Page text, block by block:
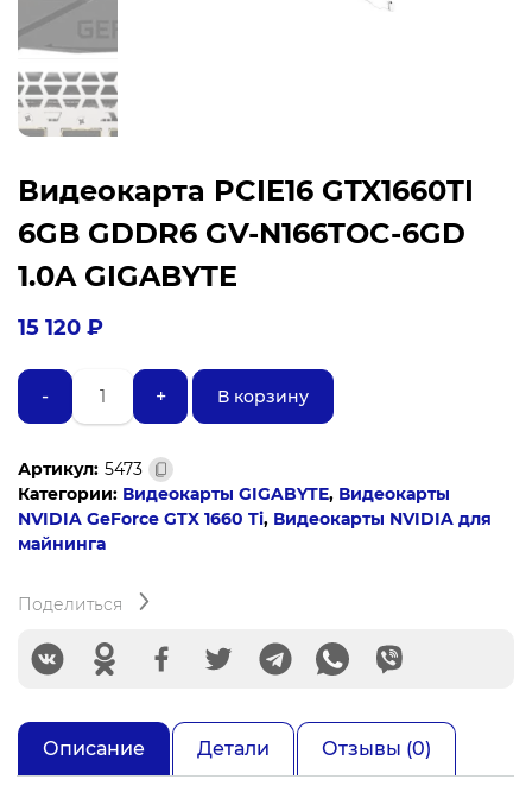
Видеокарта PCIE16 GTX1660TI
6GB GDDR6 GV-N166TOC-6GD
1.0A GIGABYTE
15 120 ₽
-
Количество
товара
Видеокарта
GTX1660TI
6GB
GDDR6
GV-
6GD
GIGABYTE
+ В корзину
Артикул: 5473
Категории: Видеокарты GIGABYTE, Видеокарты
NVIDIA GeForce GTX 1660 Ti, Видеокарты NVIDIA для
майнинга
Поделиться
Описание Детали Отзывы (0)